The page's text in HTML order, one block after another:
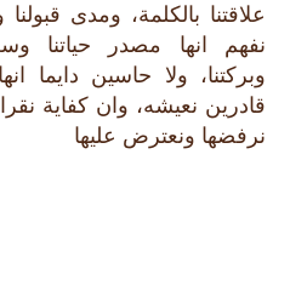
علاقتنا بالكلمة، ومدى
نفهم انها مصدر حياتنا
وبركتنا، ولا حاسين دايما
قادرين نعيشه، وان كفاية
نرفضها ونعترض عليها